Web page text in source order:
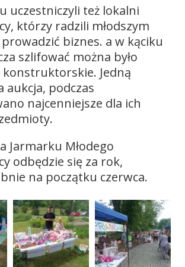
uczestniczyli też lokalni
którzy radzili młodszym
biznes. a w kąciku
szlifować można było
Jedną
aukcja, podczas
najcenniejsze dla ich
Jarmarku Młodego
odbędzie się za rok,
na początku czerwca.